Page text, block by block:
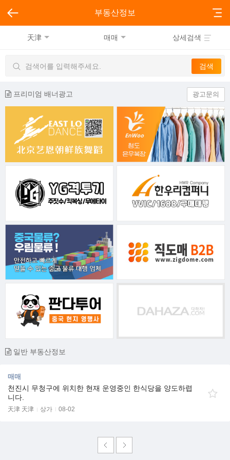
부동산정보
天津 매매 상세검색
프리미엄 배너광고 광고문의
일반 부동산정보
매매
천진시 무청구에 위치한 현재 운영중인 한식당을 양도하렵
니다.
天津 天津 상가 08-02